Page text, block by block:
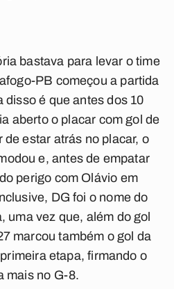
bastava para levar o time
PB começou a partida
disso é que antes dos 10
aberto o placar com gol de
estar atrás no placar, o
e, antes de empatar
perigo com Olávio em
DG foi o nome do
uma vez que, além do gol
marcou também o gol da
etapa, firmando o
mais no G-8.